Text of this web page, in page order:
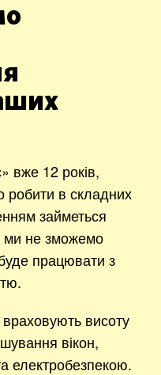
вже 12 років,
в складних
займеться
ми не зможемо
працювати з
висоту
вікон,
електробезпекою.